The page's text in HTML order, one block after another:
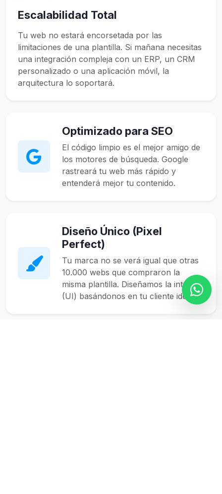
Escalabilidad Total
Tu web no estará encorsetada por las
limitaciones de una plantilla. Si mañana necesitas
una integración compleja con un ERP, un CRM
personalizado o una aplicación móvil, la
arquitectura lo soportará.
Optimizado para SEO
El código limpio es el mejor amigo de
los motores de búsqueda. Google
rastreará tu web más rápido y
entenderá mejor tu contenido.
Diseño Único (Pixel
Perfect)
Tu marca no se verá igual que otras
10.000 webs que compraron la
misma plantilla. Diseñamos la interfaz
(UI) basándonos en tu cliente ideal.